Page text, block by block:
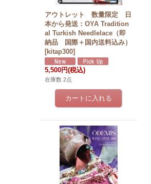
アウトレット 数量限定 日
本から発送：OYA Tradition
al Turkish Needlelace（即
納品 国際＋国内送料込み）
[kitap300]
5,500円(税込)
在庫数 2点